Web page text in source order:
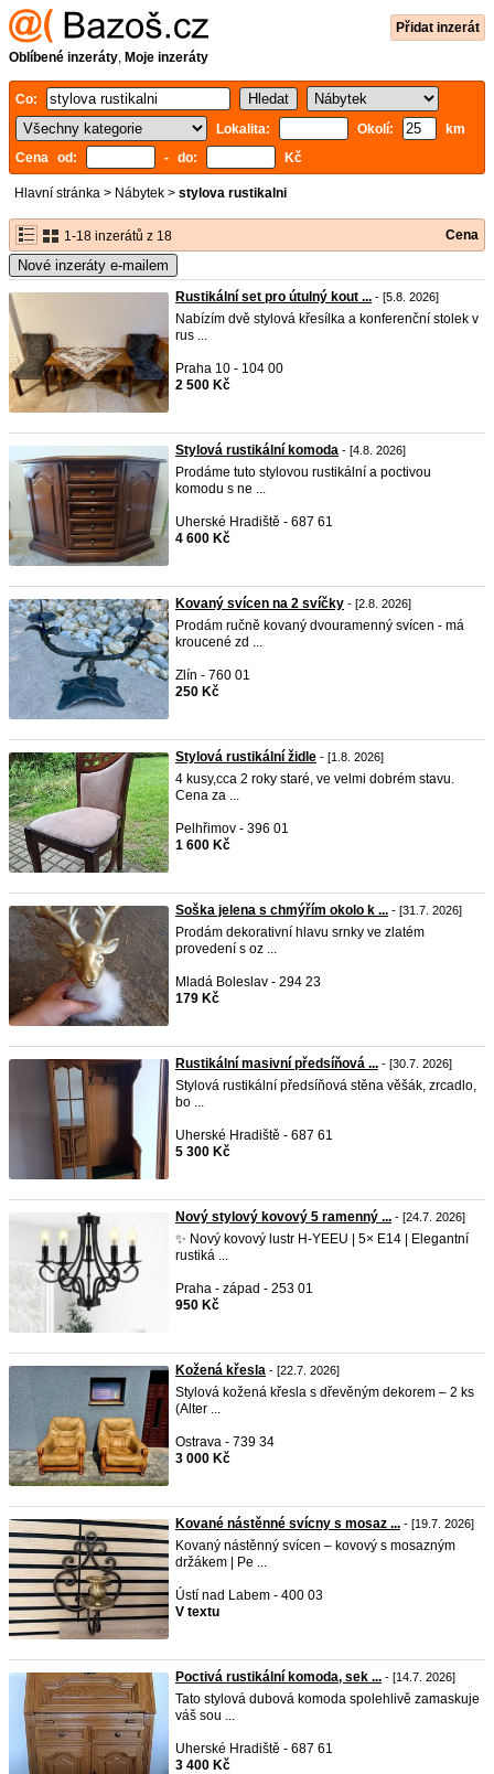
Přidat inzerát
Oblíbené inzeráty, Moje inzeráty
Co:
Lokalita:
Okolí:
km
Cena od:
- do: Kč
Hlavní stránka > Nábytek > stylova rustikalni
1-18 inzerátů z 18 Cena
Nové inzeráty e-mailem
Rustikální set pro útulný kout ... - [5.8. 2026]
Nabízím dvě stylová křesílka a konferenční stolek v
rus ...
Praha 10 - 104 00
2 500 Kč
Stylová rustikální komoda - [4.8. 2026]
Prodáme tuto stylovou rustikální a poctivou
komodu s ne ...
Uherské Hradiště - 687 61
4 600 Kč
Kovaný svícen na 2 svíčky - [2.8. 2026]
Prodám ručně kovaný dvouramenný svícen - má
kroucené zd ...
Zlín - 760 01
250 Kč
Stylová rustikální židle - [1.8. 2026]
4 kusy,cca 2 roky staré, ve velmi dobrém stavu.
Cena za ...
Pelhřimov - 396 01
1 600 Kč
Soška jelena s chmýřím okolo k ... - [31.7. 2026]
Prodám dekorativní hlavu srnky ve zlatém
provedení s oz ...
Mladá Boleslav - 294 23
179 Kč
Rustikální masivní předsíňová ... - [30.7. 2026]
Stylová rustikální předsíňová stěna věšák, zrcadlo,
bo ...
Uherské Hradiště - 687 61
5 300 Kč
Nový stylový kovový 5 ramenný ... - [24.7. 2026]
✨ Nový kovový lustr H-YEEU | 5× E14 | Elegantní
rustiká ...
Praha - západ - 253 01
950 Kč
Kožená křesla - [22.7. 2026]
Stylová kožená křesla s dřevěným dekorem – 2 ks
(Alter ...
Ostrava - 739 34
3 000 Kč
Kované nástěnné svícny s mosaz ... - [19.7. 2026]
Kovaný nástěnný svícen – kovový s mosazným
držákem | Pe ...
Ústí nad Labem - 400 03
V textu
Poctivá rustikální komoda, sek ... - [14.7. 2026]
Tato stylová dubová komoda spolehlivě zamaskuje
váš sou ...
Uherské Hradiště - 687 61
3 400 Kč